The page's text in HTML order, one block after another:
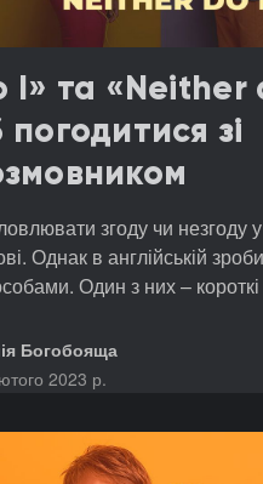
I» та «Neither
погодитися зі
згоду чи незгоду
Однак в англійській
Один з них –
Богобояща
2023 р.